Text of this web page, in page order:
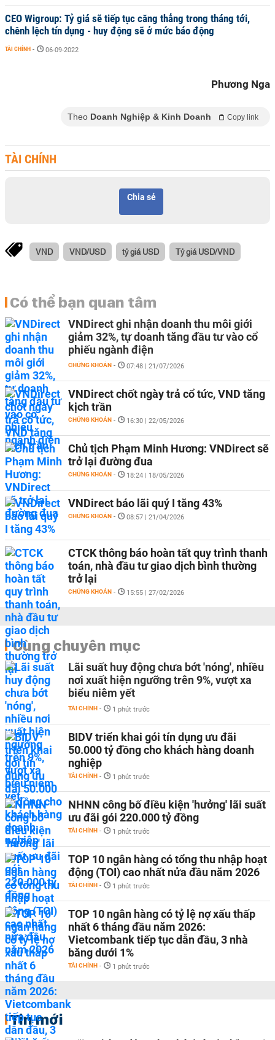
CEO Wigroup: Tỷ giá sẽ tiếp tục căng thẳng trong tháng tới,
chênh lệch tín dụng - huy động sẽ ở mức báo động
TÀI CHÍNH - 06-09-2022
Phương Nga
Theo Doanh Nghiệp & Kinh Doanh Copy link
TÀI CHÍNH
Chia sẻ
VND VND/USD tỷ giá USD Tỷ giá USD/VND
Có thể bạn quan tâm
VNDirect ghi nhận doanh thu môi giới
giảm 32%, tự doanh tăng đầu tư vào cổ
phiếu ngành điện
CHỨNG KHOÁN - 07:48 | 21/07/2026
VNDirect chốt ngày trả cổ tức, VND tăng
kịch trần
CHỨNG KHOÁN - 16:30 | 22/05/2026
Chủ tịch Phạm Minh Hương: VNDirect sẽ
trở lại đường đua
CHỨNG KHOÁN - 18:24 | 18/05/2026
VNDirect báo lãi quý I tăng 43%
CHỨNG KHOÁN - 08:57 | 21/04/2026
CTCK thông báo hoàn tất quy trình thanh
toán, nhà đầu tư giao dịch bình thường
trở lại
CHỨNG KHOÁN - 15:55 | 27/02/2026
Cùng chuyên mục
Lãi suất huy động chưa bớt 'nóng', nhiều
nơi xuất hiện ngưỡng trên 9%, vượt xa
biểu niêm yết
TÀI CHÍNH - 1 phút trước
BIDV triển khai gói tín dụng ưu đãi
50.000 tỷ đồng cho khách hàng doanh
nghiệp
TÀI CHÍNH - 1 phút trước
NHNN công bố điều kiện 'hưởng' lãi suất
ưu đãi gói 220.000 tỷ đồng
TÀI CHÍNH - 1 phút trước
TOP 10 ngân hàng có tổng thu nhập hoạt
động (TOI) cao nhất nửa đầu năm 2026
TÀI CHÍNH - 1 phút trước
TOP 10 ngân hàng có tỷ lệ nợ xấu thấp
nhất 6 tháng đầu năm 2026:
Vietcombank tiếp tục dẫn đầu, 3 nhà
băng dưới 1%
TÀI CHÍNH - 1 phút trước
Tin mới